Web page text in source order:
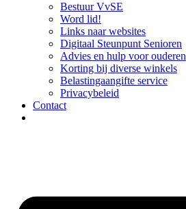
Bestuur VvSE
Word lid!
Links naar websites
Digitaal Steunpunt Senioren
Advies en hulp voor ouderen
Korting bij diverse winkels
Belastingaangifte service
Privacybeleid
Contact